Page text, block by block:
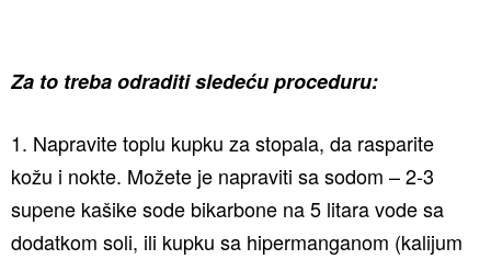
Za to treba odraditi sledeću proceduru:
1. Napravite toplu kupku za stopala, da rasparite
kožu i nokte. Možete je napraviti sa sodom – 2-3
supene kašike sode bikarbone na 5 litara vode sa
dodatkom soli, ili kupku sa hipermanganom (kalijum